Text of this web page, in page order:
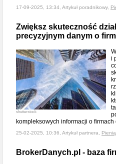
17-09-2025, 13:34, Artykuł poradnikowy,
Zwiększ skuteczność
precyzyjnym danym o
shutterstock
i
kompleksowych informacji o firmach
25-02-2025, 10:36, Artykuł partnera,
BrokerDanych.pl - baza